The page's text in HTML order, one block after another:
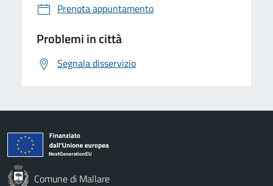
Prenota appuntamento
Problemi in città
Segnala disservizio
Comune di Mallare